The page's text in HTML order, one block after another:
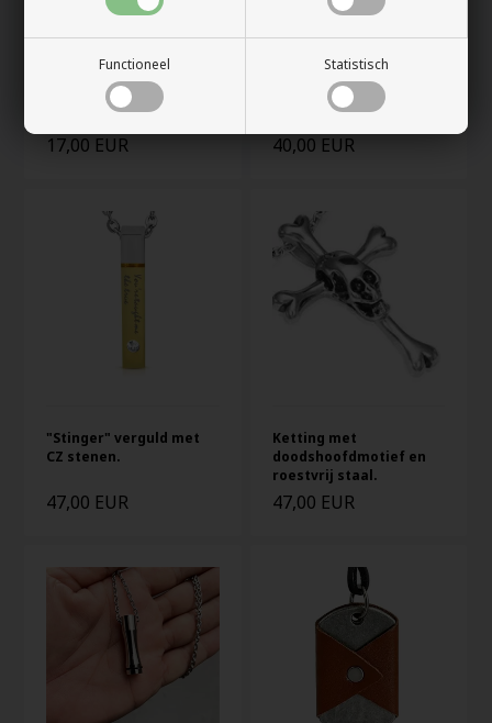
Functioneel Statistisch
"Latin" leren ketting
17,00 EUR
"Stalen Patroon"
40,00 EUR
"Stinger" verguld met
CZ stenen.
47,00 EUR
Ketting met
doodshoofdmotief en
roestvrij staal.
47,00 EUR